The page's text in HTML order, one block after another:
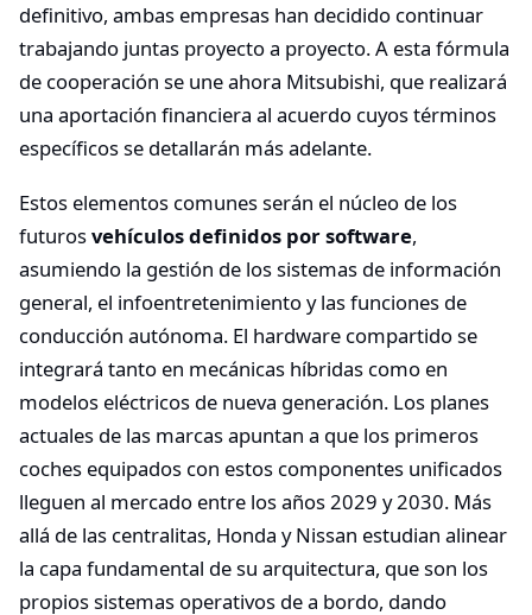
definitivo, ambas empresas han decidido continuar
trabajando juntas proyecto a proyecto. A esta fórmula
de cooperación se une ahora Mitsubishi, que realizará
una aportación financiera al acuerdo cuyos términos
específicos se detallarán más adelante.
Estos elementos comunes serán el núcleo de los
futurosvehículos definidos por software,
asumiendo la gestión de los sistemas de información
general, el infoentretenimiento y las funciones de
conducción autónoma. El hardware compartido se
integrará tanto en mecánicas híbridas como en
modelos eléctricos de nueva generación. Los planes
actuales de las marcas apuntan a que los primeros
coches equipados con estos componentes unificados
lleguen al mercado entre los años 2029 y 2030. Más
allá de las centralitas, Honda y Nissan estudian alinear
la capa fundamental de su arquitectura, que son los
propios sistemas operativos de a bordo, dando